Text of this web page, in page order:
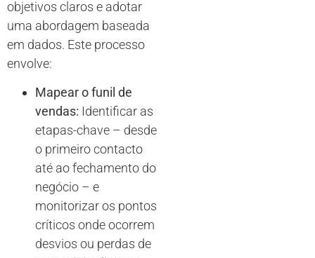
objetivos claros e adotar
uma abordagem baseada
em dados. Este processo
envolve:
Mapear o funil de
vendas: Identificar as
etapas-chave – desde
o primeiro contacto
até ao fechamento do
negócio – e
monitorizar os pontos
críticos onde ocorrem
desvios ou perdas de